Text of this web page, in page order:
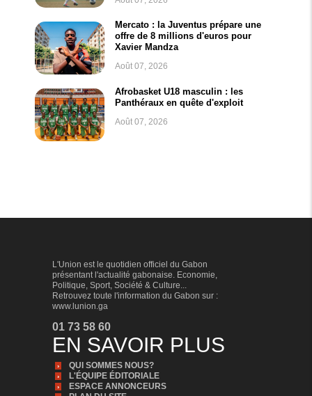
Mercato : la Juventus prépare une
offre de 8 millions d'euros pour
Xavier Mandza
Août 07, 2026
Afrobasket U18 masculin : les
Panthéraux en quête d'exploit
Août 07, 2026
L'Union est le quotidien officiel du Gabon
présentant l'actualité gabonaise. Economie,
Politique, Sport, Société & Culture...
Retrouvez toute l'information du Gabon sur :
www.lunion.ga
01 73 58 60
EN SAVOIR PLUS
QUI SOMMES NOUS?
L'ÉQUIPE ÉDITORIALE
ESPACE ANNONCEURS